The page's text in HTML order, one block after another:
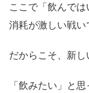
ここで「飲んで
消耗が激しい戦い
だからこそ、新し
「飲みたい」と